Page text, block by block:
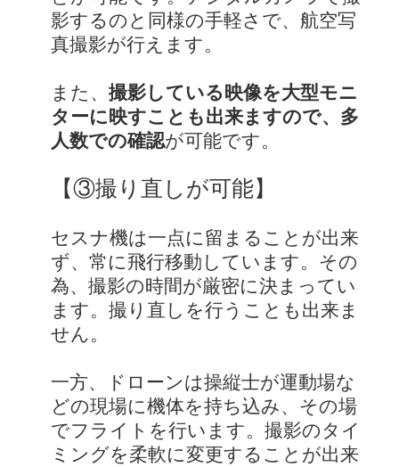
影するのと同様の手軽さで、航空写
真撮影が行えます。
また、 撮影している映像を大型モニ
ターに映すことも出来ますので、多
人数での確認が可能です。
【③撮り直しが可能】
セスナ機は一点に留まることが出来
ず、常に飛行移動しています。その
為、撮影の時間が厳密に決まってい
ます。撮り直しを行うことも出来ま
せん。
一方、ドローンは操縦士が運動場な
どの現場に機体を持ち込み、その場
でフライトを行います。撮影のタイ
ミングを柔軟に変更することが出来